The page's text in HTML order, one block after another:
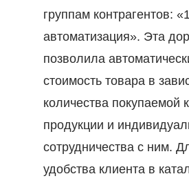
группам контрагентов:
автоматизация». Эта
позволила
стоимость товара в
количества покупаемой
продукции и
сотрудничества с ним.
удобства клиента в